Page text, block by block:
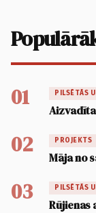
01 PILSĒTĀS
02 PROJEKTS
Māja no
03 PILSĒTĀS
Rūjienas